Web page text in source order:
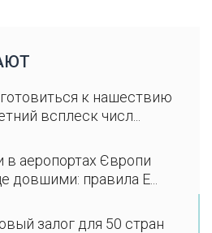
к нашествию
всплеск числ...
в аеропортах Європи
довшими: правила E...
залог для 50 стран